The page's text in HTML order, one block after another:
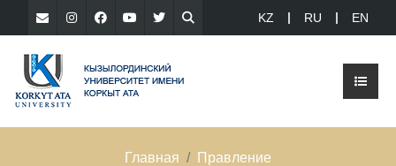
KZ RU EN
Главная
Правление